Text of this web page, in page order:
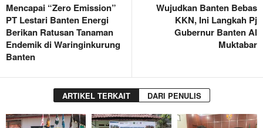
Mencapai “Zero Emission”
PT Lestari Banten Energi
Berikan Ratusan Tanaman
Endemik di Waringinkurung
Banten
Wujudkan Banten Bebas
KKN, Ini Langkah Pj
Gubernur Banten Al
Muktabar
ARTIKEL TERKAIT DARI PENULIS